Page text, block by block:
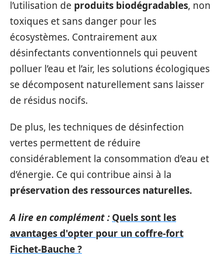
l’utilisation de produits biodégradables, non
toxiques et sans danger pour les
écosystèmes. Contrairement aux
désinfectants conventionnels qui peuvent
polluer l’eau et l’air, les solutions écologiques
se décomposent naturellement sans laisser
de résidus nocifs.
De plus, les techniques de désinfection
vertes permettent de réduire
considérablement la consommation d’eau et
d’énergie. Ce qui contribue ainsi à la
préservation des ressources naturelles.
A lire en complément : Quels sont les
avantages d'opter pour un coffre-fort
Fichet-Bauche ?